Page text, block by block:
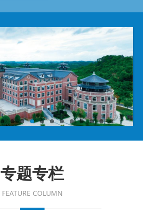
专题专栏
FEATURE COLUMN